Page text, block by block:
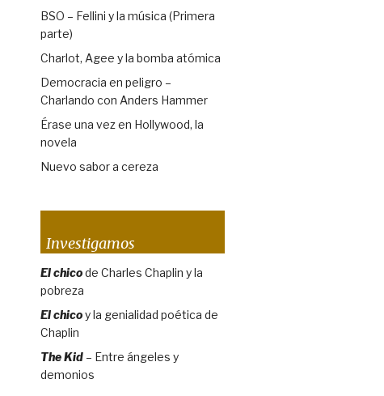
BSO – Fellini y la música (Primera
parte)
Charlot, Agee y la bomba atómica
Democracia en peligro –
Charlando con Anders Hammer
Érase una vez en Hollywood, la
novela
Nuevo sabor a cereza
Investigamos
El chicode Charles Chaplin y la
pobreza
El chicoy la genialidad poética de
Chaplin
The Kid – Entre ángeles y
demonios